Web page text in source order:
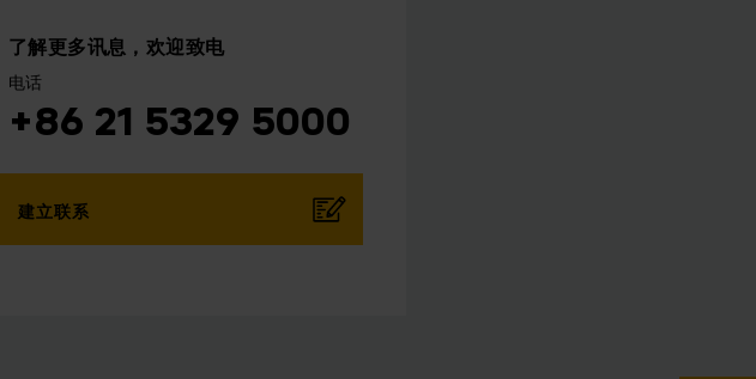
了解更多讯息，欢迎致电
电话
+86 21 5329 5000
建立联系